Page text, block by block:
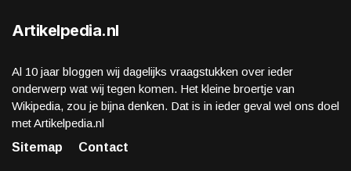
Artikelpedia.nl
Al 10 jaar bloggen wij dagelijks vraagstukken over ieder
onderwerp wat wij tegen komen. Het kleine broertje van
Wikipedia, zou je bijna denken. Dat is in ieder geval wel ons doel
met Artikelpedia.nl
Sitemap
Contact